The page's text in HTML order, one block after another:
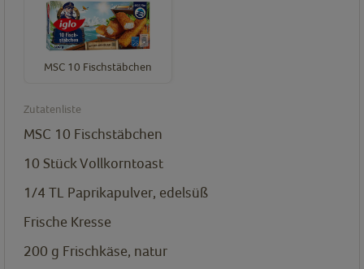
MSC 10 Fischstäbchen
Zutatenliste
MSC 10 Fischstäbchen
10 Stück Vollkorntoast
1/4 TL Paprikapulver, edelsüß
Frische Kresse
200 g Frischkäse, natur